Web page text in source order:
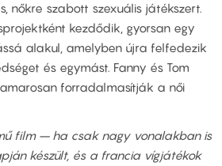
nőkre szabott szexuális játékszert.
kezdődik, gyorsan egy
alakul, amelyben újra felfedezik
és egymást. Fanny és Tom
forradalmasítják a női
film – ha csak nagy vonalakban is
készült, és a francia vígjátékok